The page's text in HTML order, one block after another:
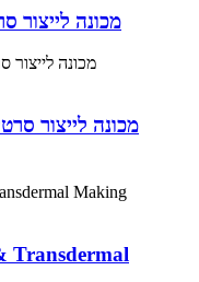
מכונה לייצור
Transdermal